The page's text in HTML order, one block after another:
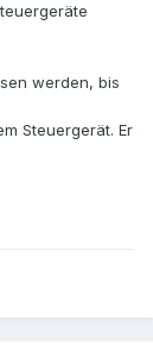
werden, bis
Steuergerät. Er